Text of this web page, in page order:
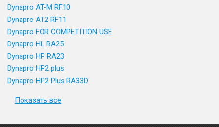
Dynapro AT-M RF10
Dynapro AT2 RF11
Dynapro FOR COMPETITION USE
Dynapro HL RA25
Dynapro HP RA23
Dynapro HP2 plus
Dynapro HP2 Plus RA33D
Показать все